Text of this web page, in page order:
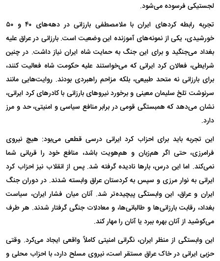
لجستیکی فرسوده می‌شود.
تجربه رابطه کرد‌های ایران با ملامصطفی بارزانی در دهه‌های ۴۰ و ۵۰
خورشیدی، یکی از نمونه‌های آموزنده این وضعیت است. بارزانی در عراق علیه
بغداد می‌جنگید و برای این جنگ به حمایت شاه ایران نیاز داشت. در چنین
شرایطی، فعالان کرد ایرانی که می‌خواستند علیه حکومت شاه فعالیت کنند،
برای بارزانی نه متحد طبیعی، بلکه مزاحم راهبردی بودند. روایت‌هایی مانند
سرنوشت تلخ سلیمان معینی و برخورد نیرو‌های بارزانی با کادر‌های کرد ایرانی،
نشان می‌دهد که همبستگی قومی در برابر منافع سیاسی و امنیتی، حد و مرز
دارد.
این تجربه باید برای احزاب کرد ایرانی درسی قطعی می‌بود: هیچ نیروی
فرامرزی، حتی اگر هم‌زبان و هم‌هویت باشد، منافع خود را قربانی شما
نمی‌کند. اما این درس، بار‌ها نادیده گرفته شد. پس از انقلاب نیز احزاب کرد
ایرانی به نوار مرزی و سپس به کردستان عراق وابسته شدند. در دوران جنگ
ایران و عراق، این وابستگی پیچیده‌تر شد. آنان میان فشار ایران، سیاست
بغداد، رقابت بارزانی‌ها و طالبانی‌ها، و معادلات جنگی گرفتار شدند. هر طرف
می‌کوشید از آنان بهره ببرد یا آنان را مهار کند.
این وابستگی از منظر ایران، نگرانی امنیتی کاملاً واقعی ایجاد می‌کرد. وقتی
حزبی ایرانی در خاک عراق مستقر است، نیروی مسلح دارد، با احزاب محلی و